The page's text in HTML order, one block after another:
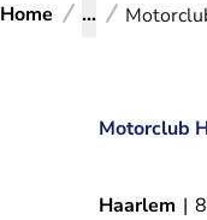
Home ...
Motorclub
Haarlem |